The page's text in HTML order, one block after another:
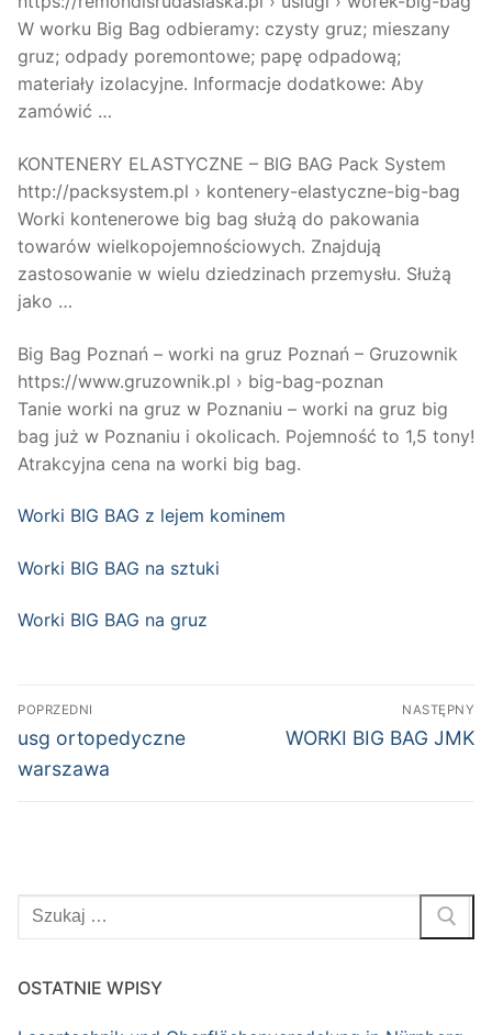
W worku Big Bag odbieramy: czysty gruz; mieszany
gruz; odpady poremontowe; papę odpadową;
materiały izolacyjne. Informacje dodatkowe: Aby
zamówić …
KONTENERY ELASTYCZNE – BIG BAG Pack System
http://packsystem.pl › kontenery-elastyczne-big-bag
Worki kontenerowe big bag służą do pakowania
towarów wielkopojemnościowych. Znajdują
zastosowanie w wielu dziedzinach przemysłu. Służą
jako …
Big Bag Poznań – worki na gruz Poznań – Gruzownik
https://www.gruzownik.pl › big-bag-poznan
Tanie worki na gruz w Poznaniu – worki na gruz big
bag już w Poznaniu i okolicach. Pojemność to 1,5 tony!
Atrakcyjna cena na worki big bag.
Worki BIG BAG z lejem kominem
Worki BIG BAG na sztuki
Worki BIG BAG na gruz
Nawigacja
wpisu
POPRZEDNI
Poprzedni
wpis:
usg ortopedyczne
warszawa
NASTĘPNY
Następny
WORKI BIG BAG JMK
Szukaj:
OSTATNIE WPISY